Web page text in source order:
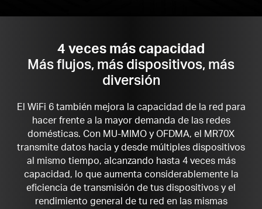
4 veces más capacidad
Más flujos, más dispositivos, más
diversión
El WiFi 6 también mejora la capacidad de la red para
hacer frente a la mayor demanda de las redes
domésticas. Con MU-MIMO y OFDMA, el MR70X
transmite datos hacia y desde múltiples dispositivos
al mismo tiempo, alcanzando hasta 4 veces más
capacidad, lo que aumenta considerablemente la
eficiencia de transmisión de tus dispositivos y el
rendimiento general de tu red en las mismas